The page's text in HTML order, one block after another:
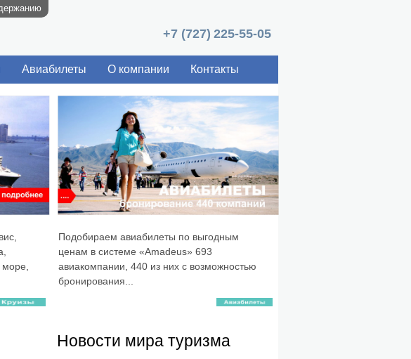
+7 (727) 225-55-05
Авиабилеты О компании Контакты
Подобираем авиабилеты по выгодным
ценам в системе «Amadeus» 693
авиакомпании, 440 из них с возможностью
бронирования...
Новости мира туризма